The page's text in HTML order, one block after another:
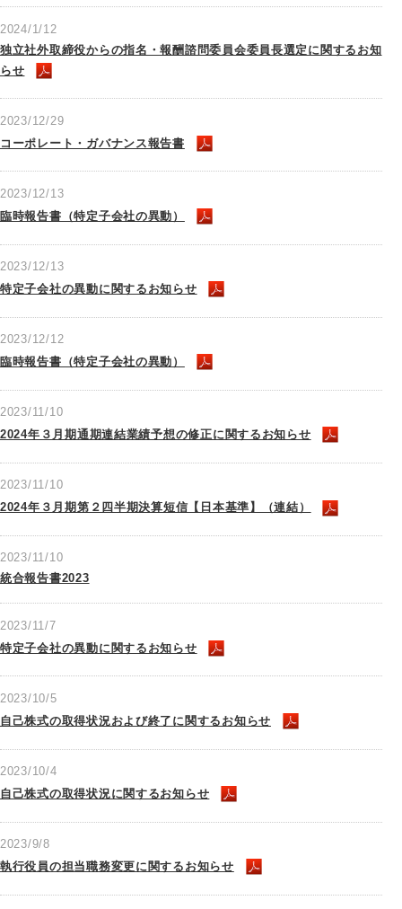
2024/1/12
独立社外取締役からの指名・報酬諮問委員会委員長選定に関するお知
らせ
2023/12/29
コーポレート・ガバナンス報告書
2023/12/13
臨時報告書（特定子会社の異動）
2023/12/13
特定子会社の異動に関するお知らせ
2023/12/12
臨時報告書（特定子会社の異動）
2023/11/10
2024年３月期通期連結業績予想の修正に関するお知らせ
2023/11/10
2024年３月期第２四半期決算短信【日本基準】（連結）
2023/11/10
統合報告書2023
2023/11/7
特定子会社の異動に関するお知らせ
2023/10/5
自己株式の取得状況および終了に関するお知らせ
2023/10/4
自己株式の取得状況に関するお知らせ
2023/9/8
執行役員の担当職務変更に関するお知らせ